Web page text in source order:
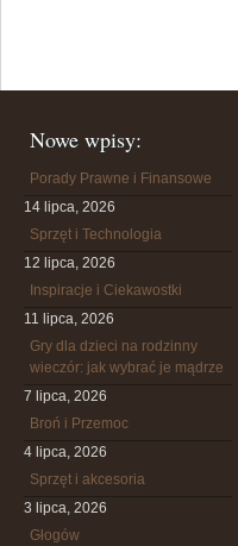
Nowe wpisy:
Porady Prawne i Finansowe
14 lipca, 2026
Sprzęt i Technologia
12 lipca, 2026
Inspiracje i Ciekawostki
11 lipca, 2026
Gry dla dzieci na rodzinny
wieczór: jak wybrać je mądrze
7 lipca, 2026
Broń i Przemoc
4 lipca, 2026
Sprzęt i akcesoria
3 lipca, 2026
Głogów